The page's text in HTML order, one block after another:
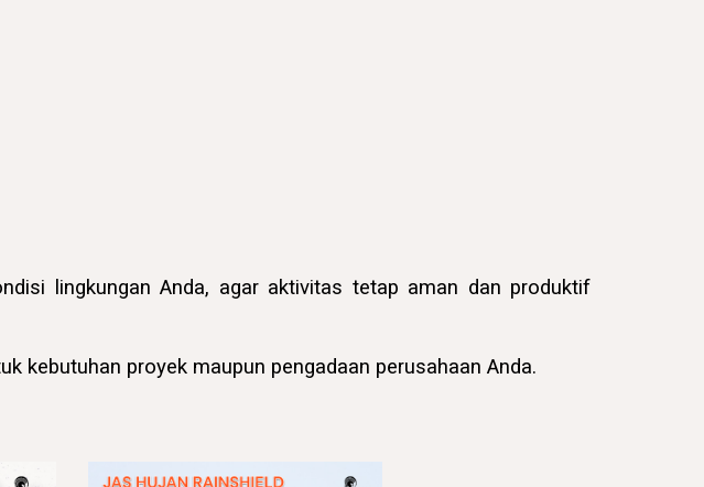
lingkungan Anda, agar aktivitas tetap aman dan produktif
kebutuhan proyek maupun pengadaan perusahaan Anda.